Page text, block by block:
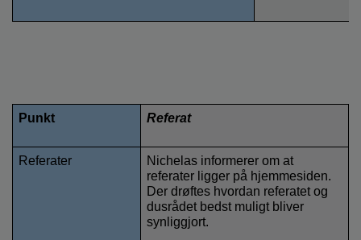
Punkt Referat
Referater
Nichelas informerer om at
referater ligger på hjemmesiden.
Der drøftes hvordan referatet og
dusrådet bedst muligt bliver
synliggjort.